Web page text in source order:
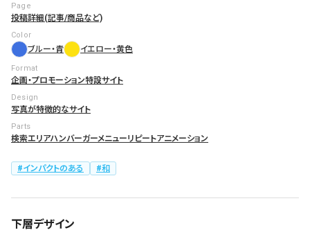
Page
投稿詳細(記事/商品など)
Color
ブルー・青 イエロー・黄色
Format
企画・プロモーション特設サイト
Design
写真が特徴的なサイト
Parts
検索エリアハンバーガーメニューリピートアニメーション
インパクトのある 和
下層デザイン